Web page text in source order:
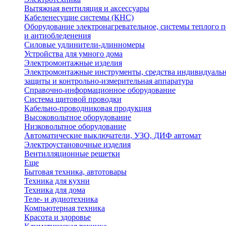
Вытяжная вентиляция и аксессуары
Кабеленесущие системы (КНС)
Оборудование электронагревательное, системы теплого
и антиобледенения
Силовые удлинители-длинномеры
Устройства для умного дома
Электромонтажные изделия
Электромонтажные инструменты, средства
защиты и контрольно-измерительная аппаратура
Справочно-информационное оборудование
Система щитовой проводки
Кабельно-проводниковая продукция
Высоковольтное оборудование
Низковольтное оборудование
Автоматические выключатели, УЗО, ДИФ автомат
Электроустановочные изделия
Вентилляционные решетки
Еще
Бытовая техника, автотовары
Техника для кухни
Техника для дома
Теле- и аудиотехника
Компьютерная техника
Красота и здоровье